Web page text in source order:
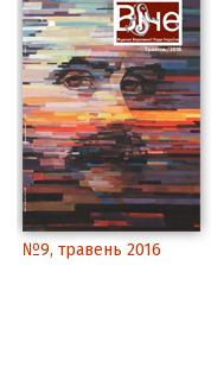
№9, травень 2016